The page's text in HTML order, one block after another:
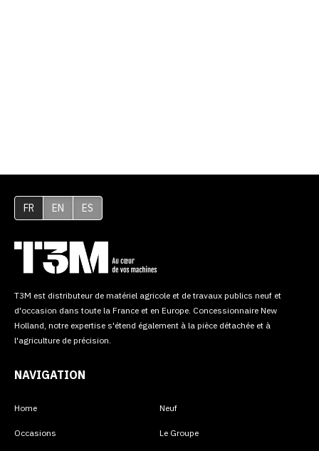
FR EN ES
T3M est distributeur de matériel agricole et de travaux publics neuf et
d'occasion dans toute la France et en Europe. Concessionnaire New
Holland, notre expertise s'étend également à la pièce détachée et à
l'agriculture de précision.
NAVIGATION
Home Neuf
Occasions Le Groupe